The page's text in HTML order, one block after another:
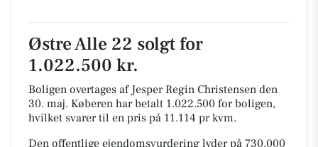
Østre Alle 22 solgt for
1.022.500 kr.
Boligen overtages af Jesper Regin Christensen den
30. maj. Køberen har betalt 1.022.500 for boligen,
hvilket svarer til en pris på 11.114 pr kvm.
Den offentlige ejendomsvurdering lyder på 730.000